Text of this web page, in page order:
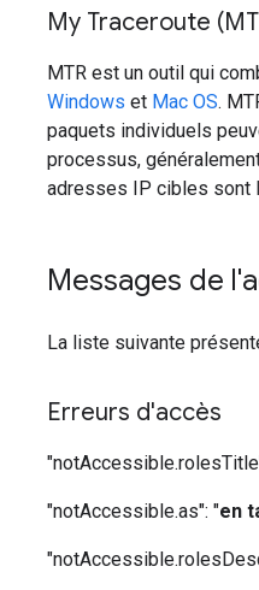
My Traceroute
MTR est un outil qui
Windows et Mac OS.
paquets individuels
processus,
adresses IP cibles sont
Messages de
La liste suivante
Erreurs d'accès
"notAccessible.as": "en